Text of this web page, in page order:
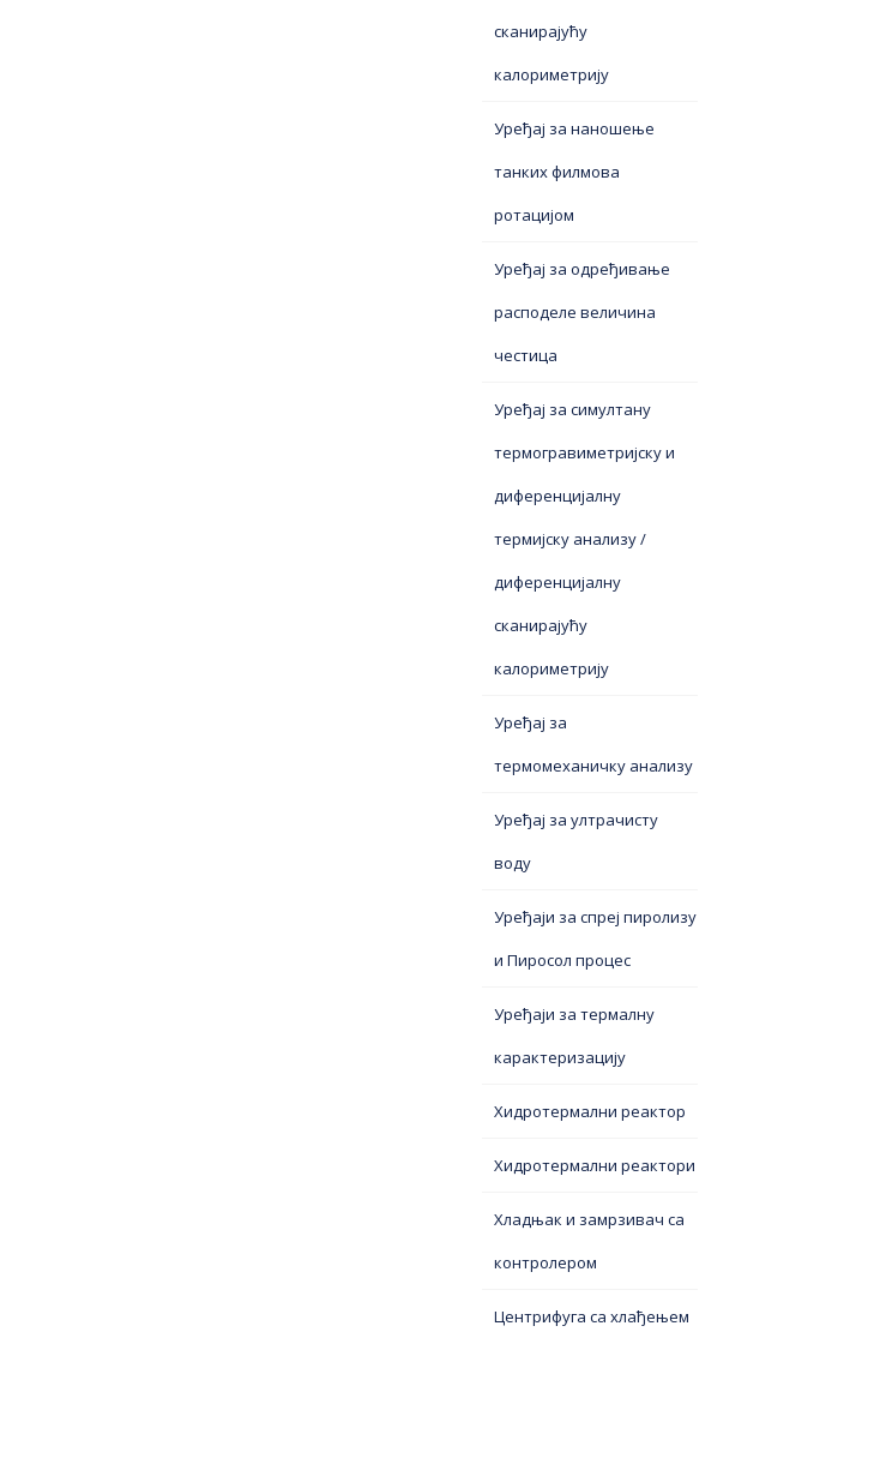
сканирајућу
калориметрију
Уређај за наношење
танких филмова
ротацијом
Уређај за одређивање
расподеле величина
честица
Уређај за симултану
термогравиметријску и
диференцијалну
термијску анализу /
диференцијалну
сканирајућу
калориметрију
Уређај за
термомеханичку анализу
Уређај за ултрачисту
воду
Уређаји за спреј пиролизу
и Пиросол процес
Уређаји за термалну
карактеризацију
Хидротермални реактор
Хидротермални реактори
Хладњак и замрзивач са
контролером
Центрифуга са хлађењем